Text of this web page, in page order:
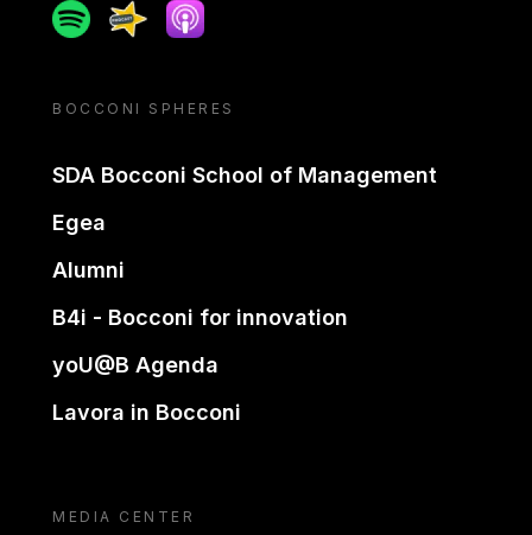
SpotifySpreakerApple podcast
BOCCONI SPHERES
SDA Bocconi School of Management
Egea
Alumni
B4i - Bocconi for innovation
yoU@B Agenda
Lavora in Bocconi
MEDIA CENTER